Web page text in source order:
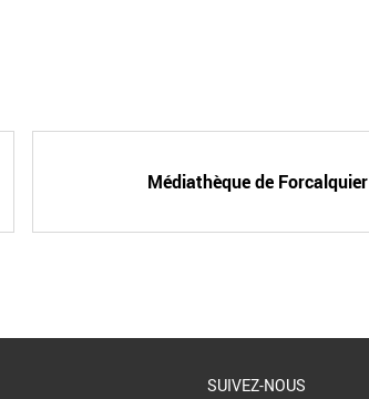
Médiathèque de Forcalquier
SUIVEZ-NOUS